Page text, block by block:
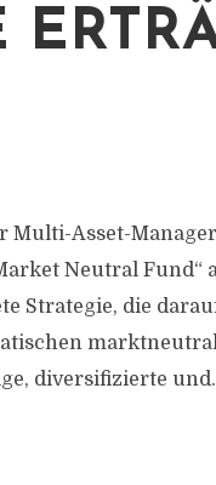
Multi-Asset-
Neutral Fund“
Strategie, die
diversifizierte